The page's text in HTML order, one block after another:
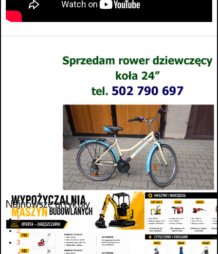
Najnowsze artykuły
1
2
3